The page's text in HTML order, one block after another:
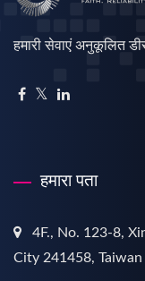
हमारी सेवाएं अनुकूलित
हमारा पता
4F., No. 123-8,
City 241458, Taiwan